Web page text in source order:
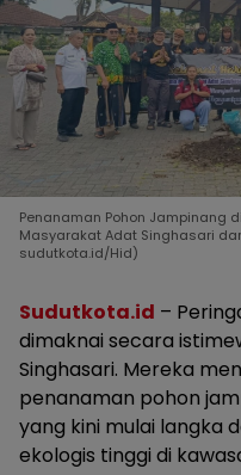
Penanaman Pohon Jampinang
Masyarakat Adat Singhasari
sudutkota.id/Hid)
Sudutkota.id –
dimaknai secara
Singhasari. Mereka
penanaman pohon
yang kini mulai langka
ekologis tinggi di